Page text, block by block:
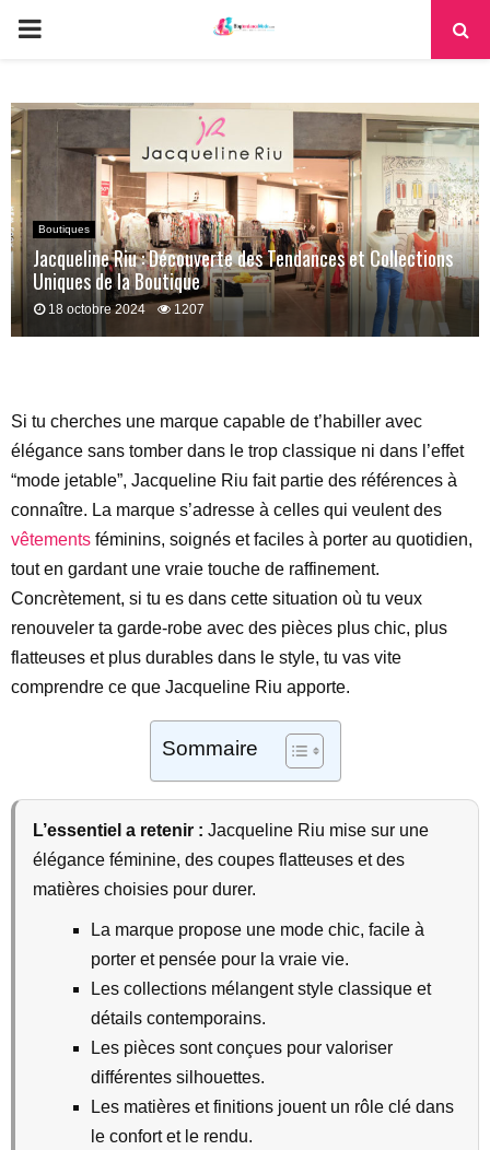
PRIMARY
Boutiques
Jacqueline Riu : Découverte des Tendances et Collections
Uniques de la Boutique
18 octobre 2024 1207
Si tu cherches une marque capable de t’habiller avec
élégance sans tomber dans le trop classique ni dans l’effet
“mode jetable”, Jacqueline Riu fait partie des références à
connaître. La marque s’adresse à celles qui veulent des
vêtements féminins, soignés et faciles à porter au quotidien,
tout en gardant une vraie touche de raffinement.
Concrètement, si tu es dans cette situation où tu veux
renouveler ta garde-robe avec des pièces plus chic, plus
flatteuses et plus durables dans le style, tu vas vite
comprendre ce que Jacqueline Riu apporte.
Sommaire
L’essentiel a retenir : Jacqueline Riu mise sur une
élégance féminine, des coupes flatteuses et des
matières choisies pour durer.
La marque propose une mode chic, facile à
porter et pensée pour la vraie vie.
Les collections mélangent style classique et
détails contemporains.
Les pièces sont conçues pour valoriser
différentes silhouettes.
Les matières et finitions jouent un rôle clé dans
le confort et le rendu.